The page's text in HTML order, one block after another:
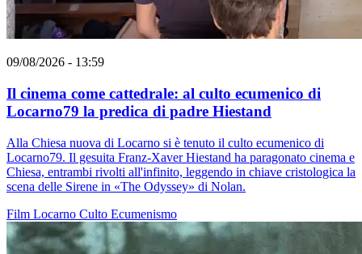
09/08/2026 - 13:59
Il cinema come cattedrale: al culto ecumenico di
Locarno79 la predica di padre Hiestand
Alla Chiesa nuova di Locarno si è tenuto il culto ecumenico di
Locarno79. Il gesuita Franz-Xaver Hiestand ha paragonato cinema e
Chiesa, entrambi rivolti all'infinito, leggendo in chiave cristologica la
scena delle Sirene in «The Odyssey» di Nolan.
Film Locarno Culto Ecumenismo